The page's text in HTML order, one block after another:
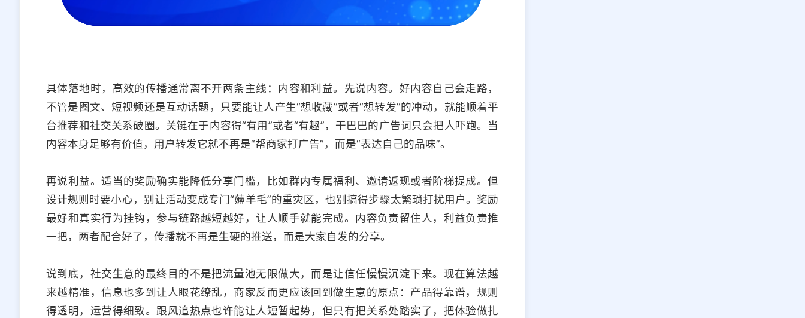
具体落地时，高效的传播通常离不开两条主线：内容和利益。先说内容。好内容自己会走路，
不管是图文、短视频还是互动话题，只要能让人产生“想收藏”或者“想转发”的冲动，就能顺着平
台推荐和社交关系破圈。关键在于内容得“有用”或者“有趣”，干巴巴的广告词只会把人吓跑。当
内容本身足够有价值，用户转发它就不再是“帮商家打广告”，而是“表达自己的品味”。
再说利益。适当的奖励确实能降低分享门槛，比如群内专属福利、邀请返现或者阶梯提成。但
设计规则时要小心，别让活动变成专门“薅羊毛”的重灾区，也别搞得步骤太繁琐打扰用户。奖励
最好和真实行为挂钩，参与链路越短越好，让人顺手就能完成。内容负责留住人，利益负责推
一把，两者配合好了，传播就不再是生硬的推送，而是大家自发的分享。
说到底，社交生意的最终目的不是把流量池无限做大，而是让信任慢慢沉淀下来。现在算法越
来越精准，信息也多到让人眼花缭乱，商家反而更应该回到做生意的原点：产品得靠谱，规则
得透明，运营得细致。跟风追热点也许能让人短暂起势，但只有把关系处踏实了，把体验做扎